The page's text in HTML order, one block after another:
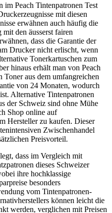
im Peach Tintenpatronen Test
mit diesen
erwähnen auch häufig die
den äusserst fairen
dass die Garantie der
Drucker nicht erlischt, wenn
Tonerkartuschen zum
hinaus erhält man von Peach
aus dem umfangreichen
von 24 Monaten, wodurch
Alternative Tintenpatronen
der Schweiz sind ohne Mühe
Shop online auf
Hersteller zu kaufen. Dieser
Zwischenhandel
Preisvorteil.
dass im Vergleich mit
dieses Schweizer
ihre hochklassige
besonders
vom Tintenpatronen-
können leicht die
werden, verglichen mit Preisen